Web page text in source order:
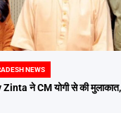
NEWS
ने CM योगी से की मुलाकात,